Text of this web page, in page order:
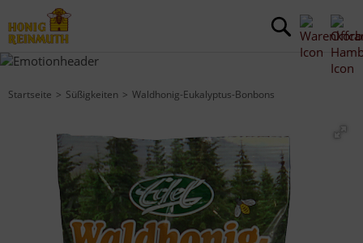
Startseite Süßigkeiten Waldhonig-Eukalyptus-Bonbons